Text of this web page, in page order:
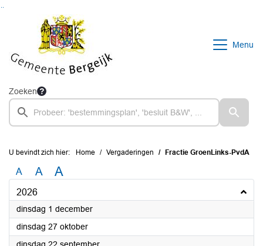
Ga naar de inhoud van deze pagina
Ga naar het zoeken
Menu
Zoeken
U bevindt zich hier: Home Vergaderingen Fractie GroenLinks-PvdA
A A A
2026
dinsdag 1 december2026
dinsdag 27 oktober2026
2026